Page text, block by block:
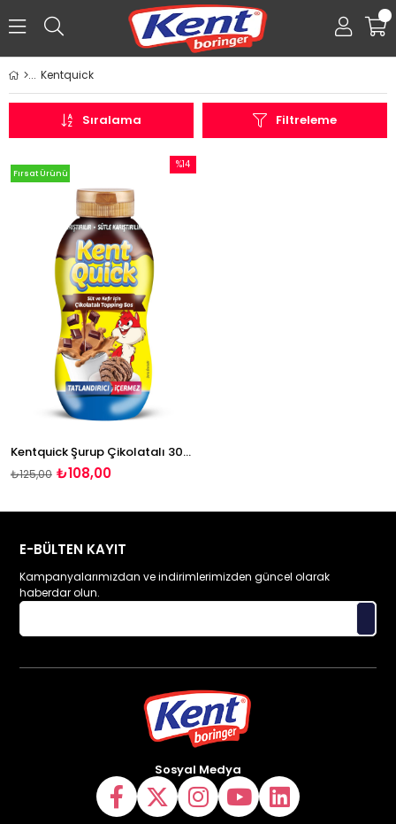
Üye Girişi
0
Kentquick
Filtreleme
Sıralama
Kentquick Şurup Çikolatalı 300 gr.
₺108,00
₺125,00
%14
Fırsat Ürünü
E-BÜLTEN KAYIT
Kampanyalarımızdan ve indirimlerimizden güncel olarak
haberdar olun.
Sosyal Medya